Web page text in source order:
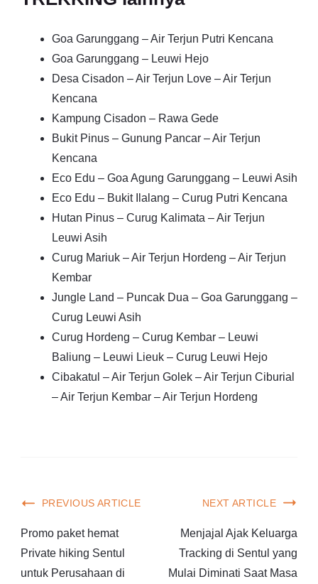
Goa Garunggang – Air Terjun Putri Kencana
Goa Garunggang – Leuwi Hejo
Desa Cisadon – Air Terjun Love – Air Terjun
Kencana
Kampung Cisadon – Rawa Gede
Bukit Pinus – Gunung Pancar – Air Terjun
Kencana
Eco Edu – Goa Agung Garunggang – Leuwi Asih
Eco Edu – Bukit Ilalang – Curug Putri Kencana
Hutan Pinus – Curug Kalimata – Air Terjun
Leuwi Asih
Curug Mariuk – Air Terjun Hordeng – Air Terjun
Kembar
Jungle Land – Puncak Dua – Goa Garunggang –
Curug Leuwi Asih
Curug Hordeng – Curug Kembar – Leuwi
Baliung – Leuwi Lieuk – Curug Leuwi Hejo
Cibakatul – Air Terjun Golek – Air Terjun Ciburial
– Air Terjun Kembar – Air Terjun Hordeng
PREVIOUS ARTICLE
Promo paket hemat
Private hiking Sentul
untuk Perusahaan di
NEXT ARTICLE
Menjajal Ajak Keluarga
Tracking di Sentul yang
Mulai Diminati Saat Masa